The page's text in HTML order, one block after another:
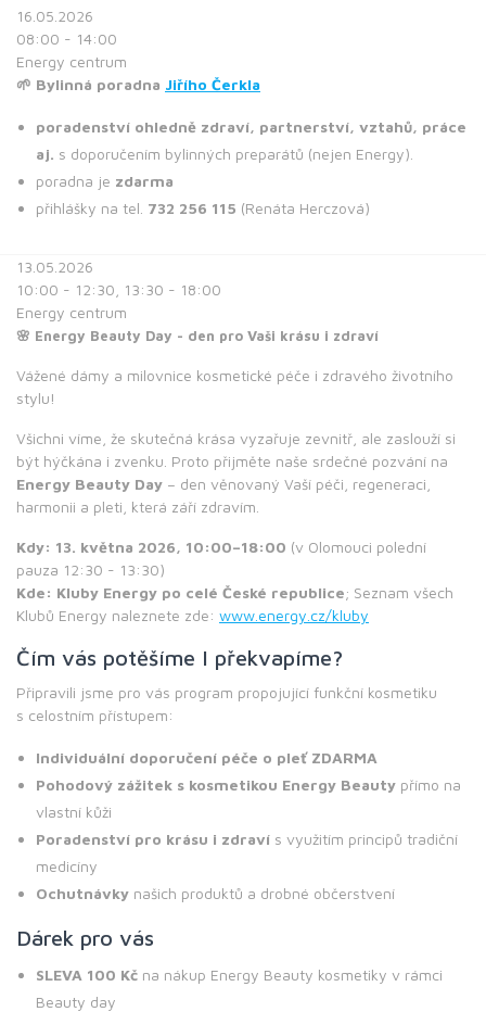
16.05.2026
08:00 - 14:00
Energy centrum
🌱 Bylinná poradna Jiřího Čerkla
poradenství ohledně zdraví, partnerství, vztahů, práce
aj. s doporučením bylinných preparátů (nejen Energy).
poradna je zdarma
přihlášky na tel. 732 256 115 (Renáta Herczová)
13.05.2026
10:00 - 12:30, 13:30 - 18:00
Energy centrum
🌸 Energy Beauty Day - den pro Vaši krásu i zdraví
Vážené dámy a milovnice kosmetické péče i zdravého životního
stylu!
Všichni víme, že skutečná krása vyzařuje zevnitř, ale zaslouží si
být hýčkána i zvenku. Proto přijměte naše srdečné pozvání na
Energy Beauty Day – den věnovaný Vaší péči, regeneraci,
harmonii a pleti, která září zdravím.
Kdy: 13. května 2026, 10:00–18:00 (v Olomouci polední
pauza 12:30 - 13:30)
Kde: Kluby Energy po celé České republice; Seznam všech
Klubů Energy naleznete zde: www.energy.cz/kluby
Čím vás potěšíme I překvapíme?
Připravili jsme pro vás program propojující funkční kosmetiku
s celostním přístupem:
Individuální doporučení péče o pleť ZDARMA
Pohodový zážitek s kosmetikou Energy Beauty přímo na
vlastní kůži
Poradenství pro krásu i zdraví s využitím principů tradiční
medicíny
Ochutnávky našich produktů a drobné občerstvení
Dárek pro vás
SLEVA 100 Kč na nákup Energy Beauty kosmetiky v rámci
Beauty day